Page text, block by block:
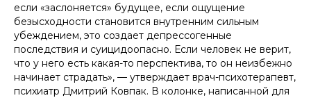
если «заслоняется» будущее, если ощущение
безысходности становится внутренним сильным
убеждением, это создает депрессогенные
последствия и суицидоопасно. Если человек не верит,
что у него есть какая-то перспектива, то он неизбежно
начинает страдать», — утверждает врач-психотерапевт,
психиатр Дмитрий Ковпак. В колонке, написанной для